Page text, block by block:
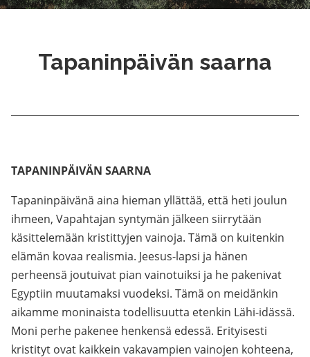
Tapaninpäivän saarna
TAPANINPÄIVÄN SAARNA
Tapaninpäivänä aina hieman yllättää, että heti joulun
ihmeen, Vapahtajan syntymän jälkeen siirrytään
käsittelemään kristittyjen vainoja. Tämä on kuitenkin
elämän kovaa realismia. Jeesus-lapsi ja hänen
perheensä joutuivat pian vainotuiksi ja he pakenivat
Egyptiin muutamaksi vuodeksi. Tämä on meidänkin
aikamme moninaista todellisuutta etenkin Lähi-idässä.
Moni perhe pakenee henkensä edessä. Erityisesti
kristityt ovat kaikkein vakavampien vainojen kohteena,